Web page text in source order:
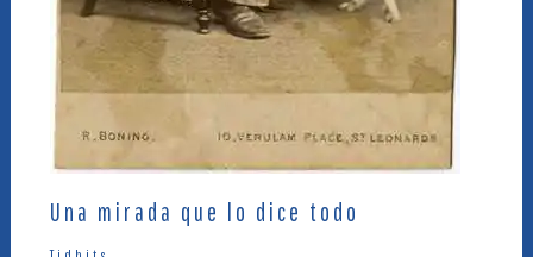
Una mirada que lo dice todo